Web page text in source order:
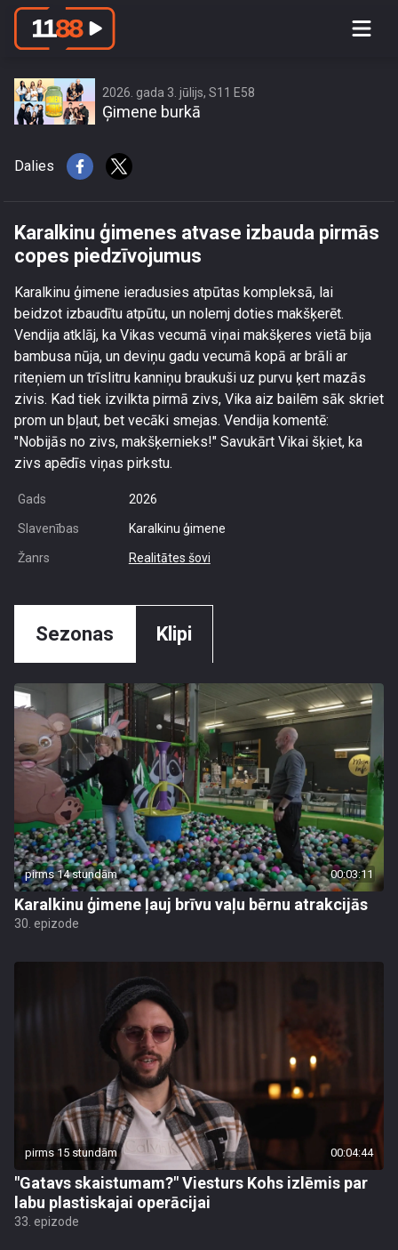
Karalkinu ģimenes atvase izbauda
2026. gada 3. jūlijs, S11 E58
Ģimene burkā
Dalies
Karalkinu ģimenes atvase izbauda pirmās
copes piedzīvojumus
Karalkinu ģimene ieradusies atpūtas kompleksā, lai
beidzot izbaudītu atpūtu, un nolemj doties makšķerēt.
Vendija atklāj, ka Vikas vecumā viņai makšķeres vietā bija
bambusa nūja, un deviņu gadu vecumā kopā ar brāli ar
riteņiem un trīslitru kanniņu braukuši uz purvu ķert mazās
zivis. Kad tiek izvilkta pirmā zivs, Vika aiz bailēm sāk skriet
prom un bļaut, bet vecāki smejas. Vendija komentē:
"Nobijās no zivs, makšķernieks!" Savukārt Vikai šķiet, ka
zivs apēdīs viņas pirkstu.
Gads 2026
Slavenības Karalkinu ģimene
Žanrs Realitātes šovi
Sezonas Klipi
pirms 14 stundām 00:03:11
Karalkinu ģimene ļauj brīvu vaļu bērnu atrakcijās
30. epizode
pirms 15 stundām 00:04:44
"Gatavs skaistumam?" Viesturs Kohs izlēmis par
labu plastiskajai operācijai
33. epizode